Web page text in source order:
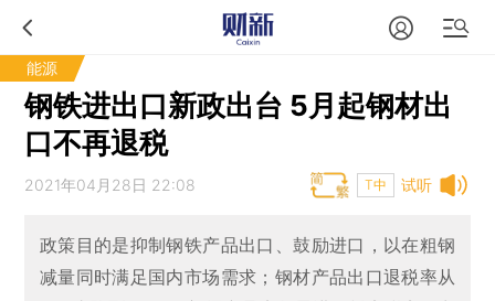
能源
钢铁进出口新政出台 5月起钢材出
口不再退税
试听
2021年04月28日 22:08 T中
政策目的是抑制钢铁产品出口、鼓励进口，以在粗钢
减量同时满足国内市场需求；钢材产品出口退税率从